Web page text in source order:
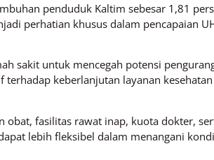
penduduk Kaltim sebesar 1,81
perhatian khusus dalam pencapaian
sakit untuk mencegah potensi
keberlanjutan layanan
obat, fasilitas rawat inap, kuota dokter,
lebih fleksibel dalam menangani